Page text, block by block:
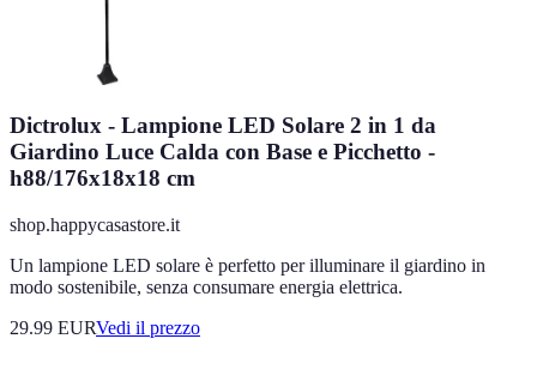
Dictrolux - Lampione LED Solare 2 in 1 da
Giardino Luce Calda con Base e Picchetto -
h88/176x18x18 cm
shop.happycasastore.it
Un lampione LED solare è perfetto per illuminare il giardino in
modo sostenibile, senza consumare energia elettrica.
29.99 EURVedi il prezzo